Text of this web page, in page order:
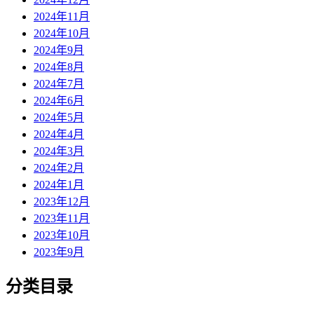
2024年11月
2024年10月
2024年9月
2024年8月
2024年7月
2024年6月
2024年5月
2024年4月
2024年3月
2024年2月
2024年1月
2023年12月
2023年11月
2023年10月
2023年9月
分类目录